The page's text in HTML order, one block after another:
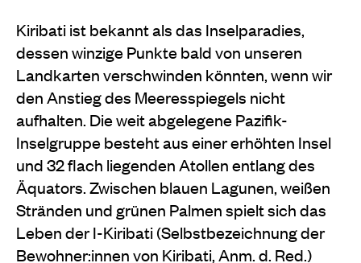
Kiribati ist bekannt als das Inselparadies,
dessen winzige Punkte bald von unseren
Landkarten verschwinden könnten, wenn wir
den Anstieg des Meeresspiegels nicht
aufhalten. Die weit abgelegene Pazifik-
Inselgruppe besteht aus einer erhöhten Insel
und 32 flach liegenden Atollen entlang des
Äquators. Zwischen blauen Lagunen, weißen
Stränden und grünen Palmen spielt sich das
Leben der I-Kiribati (Selbstbezeichnung der
Bewohner:innen von Kiribati, Anm. d. Red.)